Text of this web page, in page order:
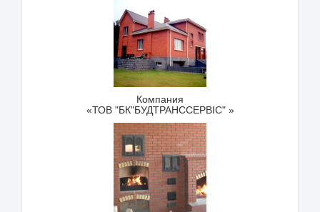
Компания
«ТОВ "БК"БУДТРАНССЕРВІС" »